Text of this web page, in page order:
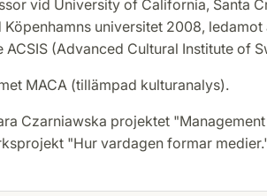
vid University of California, Santa
universitet 2008, ledamot
(Advanced Cultural Institute of
MACA (tillämpad kulturanalys).
Czarniawska projektet
"Hur vardagen formar